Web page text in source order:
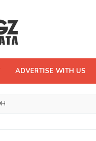
ADVERTISE WITH US